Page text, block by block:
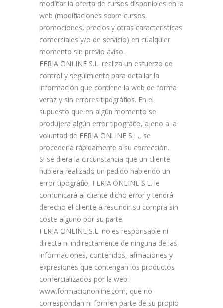
modificar la oferta de cursos disponibles en la
web (modificaciones sobre cursos,
promociones, precios y otras características
comerciales y/o de servicio) en cualquier
momento sin previo aviso.
FERIA ONLINE S.L. realiza un esfuerzo de
control y seguimiento para detallar la
información que contiene la web de forma
veraz y sin errores tipográficos. En el
supuesto que en algún momento se
produjera algún error tipográfico, ajeno a la
voluntad de FERIA ONLINE S.L., se
procedería rápidamente a su corrección.
Si se diera la circunstancia que un cliente
hubiera realizado un pedido habiendo un
error tipográfico, FERIA ONLINE S.L. le
comunicará al cliente dicho error y tendrá
derecho el cliente a rescindir su compra sin
coste alguno por su parte.
FERIA ONLINE S.L. no es responsable ni
directa ni indirectamente de ninguna de las
informaciones, contenidos, afirmaciones y
expresiones que contengan los productos
comercializados por la web:
www.formaciononline.com, que no
correspondan ni formen parte de su propio